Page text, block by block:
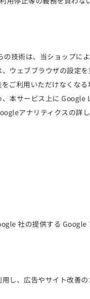
技術は、当ショップに
ウェブブラウザの設定
ご利用いただけなくなる
本サービス上に Google
アナリティクスの詳
社の提供する Google
し、広告やサイト改善